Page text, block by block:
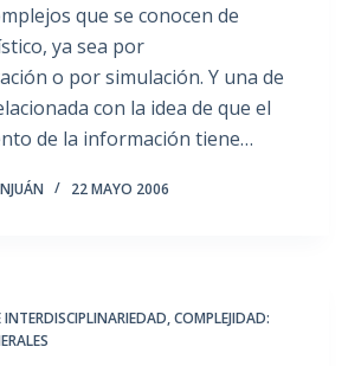
que se conocen de
ya sea por
o por simulación. Y una de
con la idea de que el
de la información tiene…
22 MAYO 2006
INTERDISCIPLINARIEDAD,COMPLEJIDAD: